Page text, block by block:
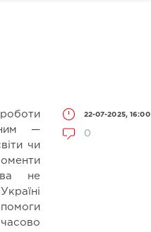
22-07-2025, 16:00
0
—
чи
не